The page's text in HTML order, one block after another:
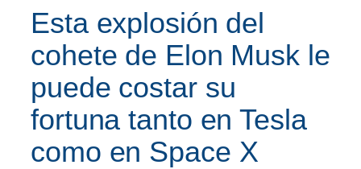
Esta explosión del
cohete de Elon Musk le
puede costar su
fortuna tanto en Tesla
como en Space X